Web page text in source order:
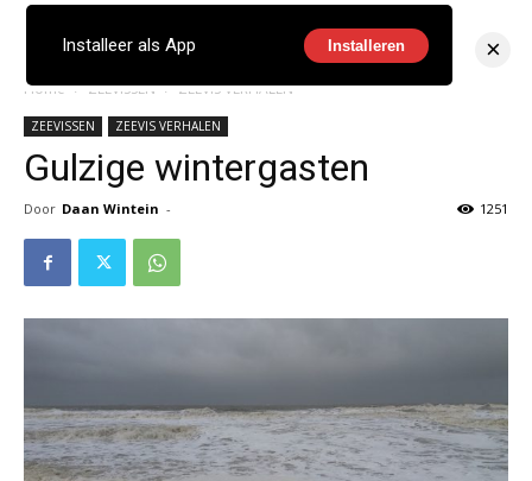
Home ZEEVISSEN ZEEVIS VERHALEN
ZEEVISSEN ZEEVIS VERHALEN
Gulzige wintergasten
Door Daan Wintein - 1251
Installeer als App Installeren ×